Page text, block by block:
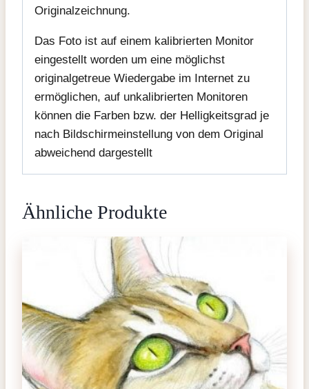
Originalzeichnung.
Das Foto ist auf einem kalibrierten Monitor
eingestellt worden um eine möglichst
originalgetreue Wiedergabe im Internet zu
ermöglichen, auf unkalibrierten Monitoren
können die Farben bzw. der Helligkeitsgrad je
nach Bildschirmeinstellung von dem Original
abweichend dargestellt
Ähnliche Produkte